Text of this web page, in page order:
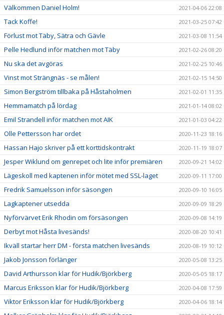
Välkommen Daniel Holm! 2021-04-06 22:08
Tack Koffe! 2021-03-25 07:42
Förlust mot Täby, Sätra och Gävle 2021-03-08 11:54
Pelle Hedlund inför matchen mot Täby 2021-02-26 08:20
Nu ska det avgöras 2021-02-25 10:46
Vinst mot Strängnäs - se målen! 2021-02-15 14:50
Simon Bergström tillbaka på Håstaholmen 2021-02-01 11:35
Hemmamatch på lördag 2021-01-14 08:02
Emil Strandell inför matchen mot AIK 2021-01-03 04:22
Olle Pettersson har ordet 2020-11-23 18:16
Hassan Hajo skriver på ett korttidskontrakt 2020-11-19 18:07
Jesper Wiklund om genrepet och lite inför premiären 2020-09-21 14:02
Lägeskoll med kaptenen inför mötet med SSL-laget 2020-09-11 17:00
Fredrik Samuelsson inför säsongen 2020-09-10 16:05
Lagkaptener utsedda 2020-09-09 18:29
Nyförvärvet Erik Rhodin om försäsongen 2020-09-08 14:19
Derbyt mot Håsta livesänds! 2020-08-20 10:41
Ikväll startar herr DM - första matchen livesänds 2020-08-19 10:12
Jakob Jonsson förlänger 2020-05-08 13:25
David Arthursson klar för Hudik/Björkberg 2020-05-05 18:17
Marcus Eriksson klar för Hudik/Björkberg 2020-04-08 17:59
Viktor Eriksson klar för Hudik/Björkberg 2020-04-06 18:14